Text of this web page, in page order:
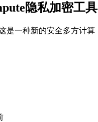
隐私加密工具
这是一种新的安全多方计